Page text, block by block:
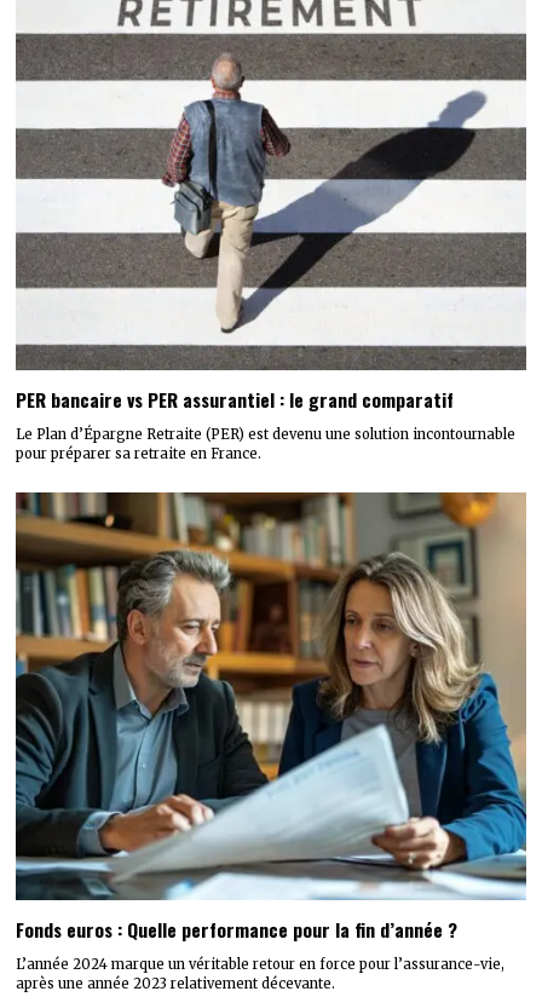
PER bancaire vs PER assurantiel : le grand comparatif
Le Plan d’Épargne Retraite (PER) est devenu une solution incontournable
pour préparer sa retraite en France.
Fonds euros : Quelle performance pour la fin d’année ?
L’année 2024 marque un véritable retour en force pour l’assurance-vie,
après une année 2023 relativement décevante.